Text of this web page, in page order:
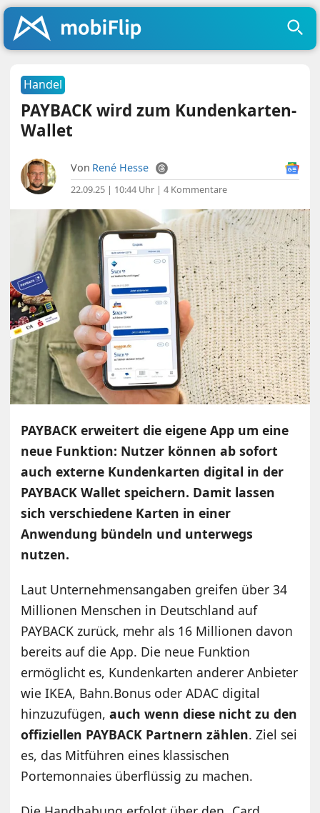
Handel
PAYBACK wird zum Kundenkarten-
Wallet
Von René Hesse
22.09.25 | 10:44 Uhr |4 Kommentare
PAYBACK erweitert die eigene App um eine
neue Funktion: Nutzer können ab sofort
auch externe Kundenkarten digital in der
PAYBACK Wallet speichern. Damit lassen
sich verschiedene Karten in einer
Anwendung bündeln und unterwegs
nutzen.
Laut Unternehmensangaben greifen über 34
Millionen Menschen in Deutschland auf
PAYBACK zurück, mehr als 16 Millionen davon
bereits auf die App. Die neue Funktion
ermöglicht es, Kundenkarten anderer Anbieter
wie IKEA, Bahn.Bonus oder ADAC digital
hinzuzufügen,auch wenn diese nicht zu den
offiziellen PAYBACK Partnern zählen. Ziel sei
es, das Mitführen eines klassischen
Portemonnaies überflüssig zu machen.